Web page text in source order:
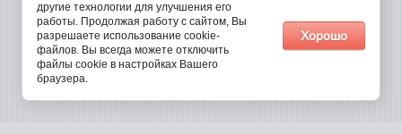
другие технологии для улучшения его
работы. Продолжая работу с сайтом, Вы
разрешаете использование cookie-
файлов. Вы всегда можете отключить
файлы cookie в настройках Вашего
браузера.
Хорошо